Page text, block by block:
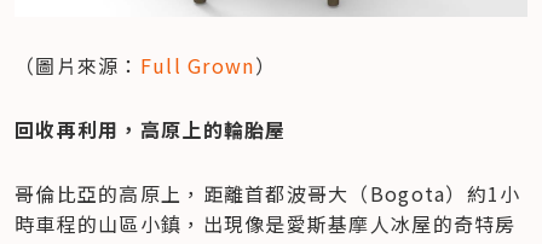
（圖片來源： Full Grown）
回收再利用，高原上的輪胎屋
哥倫比亞的高原上，距離首都波哥大（Bogota）約1小
時車程的山區小鎮，出現像是愛斯基摩人冰屋的奇特房